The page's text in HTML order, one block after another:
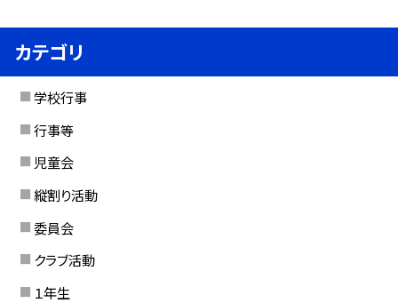
カテゴリ
学校行事
行事等
児童会
縦割り活動
委員会
クラブ活動
１年生